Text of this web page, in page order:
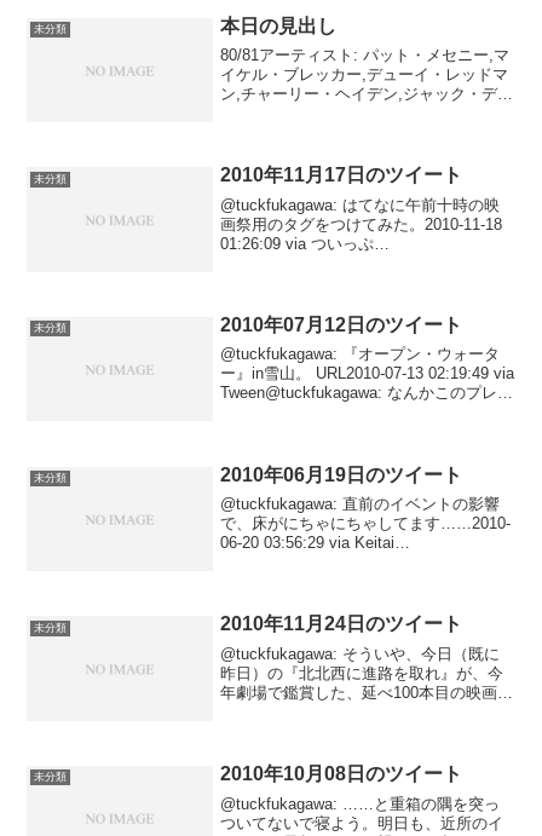
未分類 本日の見出し
80/81アーティスト: パット・メセニー,マ
イケル・ブレッカー,デューイ・レッドマ
ン,チャーリー・ヘイデン,ジャック・ディ
未分類 2010年11月17日のツイート
@tuckfukagawa: はてなに午前十時の映
画祭用のタグをつけてみた。2010-11-18
01:26:09 via ついっぷ
未分類 2010年07月12日のツイート
@tuckfukagawa: 『オープン・ウォータ
ー』in雪山。 URL2010-07-13 02:19:49 via
Tween@tuckfukagawa: なんかこのプレデ
未分類 2010年06月19日のツイート
@tuckfukagawa: 直前のイベントの影響
で、床がにちゃにちゃしてます……2010-
06-20 03:56:29 via Keitai
未分類 2010年11月24日のツイート
@tuckfukagawa: そういや、今日（既に
昨日）の『北北西に進路を取れ』が、今
年劇場で鑑賞した、延べ100本目の映画と
未分類 2010年10月08日のツイート
@tuckfukagawa: ……と重箱の隅を突っ
ついてないで寝よう。明日も、近所のイ